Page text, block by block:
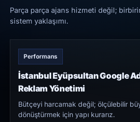
Parça parça ajans hizmeti değil;
sistem yaklaşımı.
Performans
İstanbul Eyüpsultan Google
Reklam Yönetimi
Bütçeyi harcamak değil; ölçülebilir
dönüştürmek için yapı kurarız.